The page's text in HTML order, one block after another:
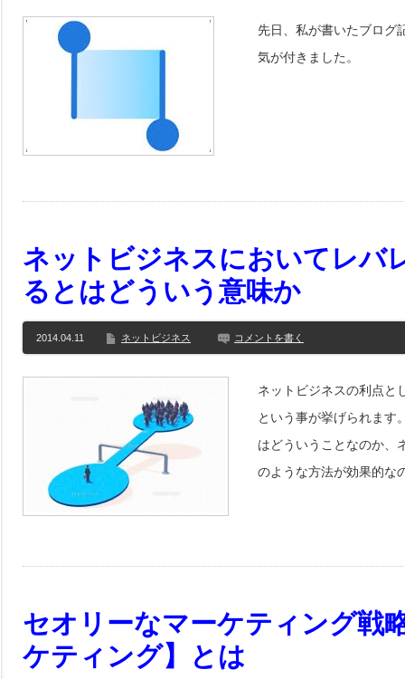
先日、私が書いたブログ
気が付きました。
ネットビジネスにおいてレバ
るとはどういう意味か
2014.04.11 ネットビジネス コメントを書く
ネットビジネスの利点と
という事が挙げられます
はどういうことなのか、
のような方法が効果的な
セオリーなマーケティング戦
ケティング】とは